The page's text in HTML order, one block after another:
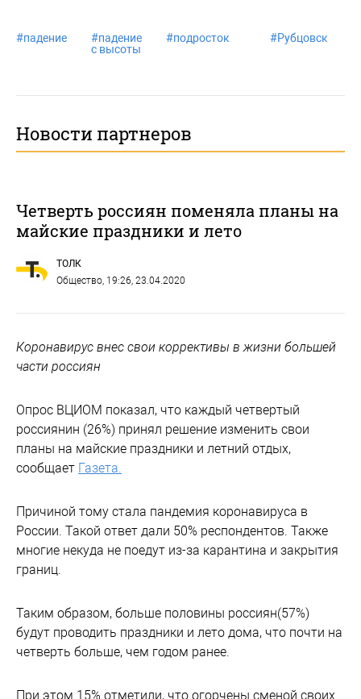
#падение #падение
с высоты
#подросток #Рубцовск
Новости партнеров
Четверть россиян поменяла планы на
майские праздники и лето
ТОЛК
Общество , 19:26, 23.04.2020
Коронавирус внес свои коррективы в жизни большей
части россиян
Опрос ВЦИОМ показал, что каждый четвертый
россиянин (26%) принял решение изменить свои
планы на майские праздники и летний отдых,
сообщает Газета.
Причиной тому стала пандемия коронавируса в
России. Такой ответ дали 50% респондентов. Также
многие некуда не поедут из-за карантина и закрытия
границ.
Таким образом, больше половины россиян(57%)
будут проводить праздники и лето дома, что почти на
четверть больше, чем годом ранее.
При этом 15% отметили, что огорчены сменой своих